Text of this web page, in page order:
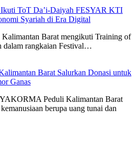
ToT Da’i-Daiyah FESYAR KTI
Syariah di Era Digital
Barat mengikuti Training of
dalam rangkaian Festival…
Barat Salurkan Donasi untuk
Ganas
Peduli Kalimantan Barat
berupa uang tunai dan